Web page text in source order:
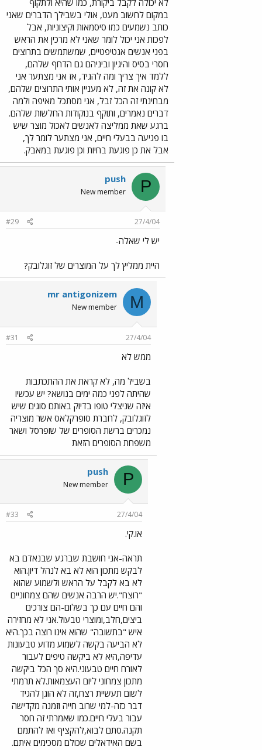
במקום לחשוב מעט, אולי בשבילך הדברים שאני
כותב נשמעים כמו סיסמאות וקיצוניות, אבל
לפכות אני יכול לומר שאני לא מרכין את הראש
בפני אנשים אנטיפטיים, שמשתמשים בתרוצים
חסרי בסיס והיגיון וביניהם גם הדחף שלהם,
ללמד איך צריך ומה להגיד, אז אני מצתער אני
לא קונה את זה, לא מעניין אותי התרוצים שלהם,
מבחינתי זה הכל זבל, אני מסתכל מאיפה ולמה
דברים נאמרים, ותוקף בנוקודות החלשות שלהם.
ברגע שאת ממליצה לאנשים לאכול מוצר שיש
בו פגיעה בבעלי חיים, אני מצתער לומר לך,
אבל את כן פוגעת בחיות וכן פוגעת במאבק.
P
push
New member
27/4/04
#29
יש לי שאלה-
היית ממליץ לך על המוצרים של זוגלובק?
M
mr antigonizem
New member
27/4/04
#31
ממש לא
בשביל מה, לא קראת את ההתכתבות
שהיתה לפני כמה ימים בנושא? יש עכשיו
איזה שניצלי טופו בדיוק באותם סוגים שיש
לזוגלובק, לחברת סופרקלאס אשר מוצריה
נמכרים ברשת הסופרים של שופרסל ושאר
משפחת הסופרים הזאת
P
push
New member
27/4/04
#33
או.קי.
תראה-אני חושבת שברגע שבנאדם בא
לבקש מתכון הוא לא בא לנהל דיון.הוא
לא בא לקבל על הראש ולשמוע שהוא
"רוצח".יש הרבה אנשים שהם צמחוניים
והם חיים עם כך בשלום-הם צורכים
ביצים,חלב,ומוצרי טבעול.אני לא מחזירה
איש "בתשובה" שהוא אינו רוצה בכך.היא
לא הביעה בקשה לשמוע מדוע טבעונות
עדיפה,היא לא ביקשה טיפים לעבור
לאורח חיים טבעוני.היא סך הכל ביקשה
מתכון צמחוני ליום העצמאות.לא תרמתי
לשום תעשיית רצח,זה לא הוגן להגיד
דבר כזה-למי שרוב חייה וזמנה מקדישה
עבור בעלי חיים.כמו שאמרתי זה חסר
תקנה.סתם לבוא,להקציף ואז להתמם
בשם האידאלים שכולם מסכימים איתם.